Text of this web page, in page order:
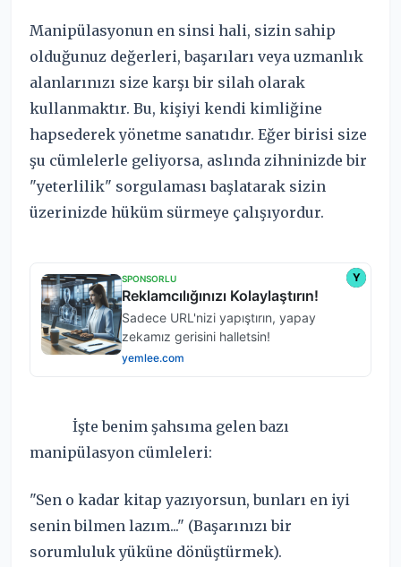
Manipülasyonun en sinsi hali, sizin sahip
olduğunuz değerleri, başarıları veya uzmanlık
alanlarınızı size karşı bir silah olarak
kullanmaktır. Bu, kişiyi kendi kimliğine
hapsederek yönetme sanatıdır. Eğer birisi size
şu cümlelerle geliyorsa, aslında zihninizde bir
"yeterlilik" sorgulaması başlatarak sizin
üzerinizde hüküm sürmeye çalışıyordur.
İşte benim şahsıma gelen bazı
manipülasyon cümleleri:
"Sen o kadar kitap yazıyorsun, bunları en iyi
senin bilmen lazım..." (Başarınızı bir
sorumluluk yüküne dönüştürmek).